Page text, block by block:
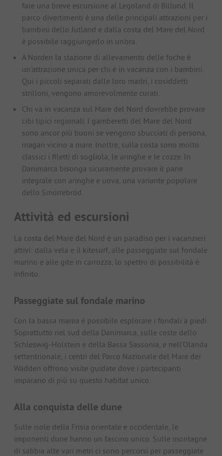
fare una breve escursione al Legoland di Billund. Il
parco divertimenti è una delle principali attrazioni per i
bambini dello Jutland e dalla costa del Mare del Nord
è possibile raggiungerlo in un'ora.
A Norden la stazione di allevamento delle foche è
un'attrazione unica per chi è in vacanza con i bambini.
Qui i piccoli separati dalle loro madri, i cosiddetti
strilloni, vengono amorevolmente curati.
Chi va in vacanza sul Mare del Nord dovrebbe provare
cibi tipici regionali. I gamberetti del Mare del Nord
sono ancor più buoni se vengono sbucciati di persona,
magari vicino a mare. Inoltre, sulla costa sono molto
classici i filetti di sogliola, le aringhe e le cozze. In
Danimarca bisonga sicuramente provare il pane
integrale con aringhe e uova, una variante popolare
dello Smörrebröd.
Attività ed escursioni
La costa del Mare del Nord è un paradiso per i vacanzieri
attivi: dalla vela e il kitesurf, alle passeggiate sul fondale
marino e alle gite in carrozza, lo spettro di possibilità è
infinito.
Passeggiate sul fondale marino
Con la bassa marea è possibile esplorare i fondali a piedi.
Soprattutto nel sud della Danimarca, sulle coste dello
Schleswig-Holstein e della Bassa Sassonia, e nell'Olanda
settentrionale, i centri del Parco Nazionale del Mare dei
Wadden offrono visite guidate dove i partecipanti
imparano di più su questo habitat unico.
Alla conquista delle dune
Sulle isole della Frisia orientale e occidentale, le
imponenti dune hanno un fascino unico. Sulle montagne
di sabbia alte vari metri ci sono percorsi per passeggiate